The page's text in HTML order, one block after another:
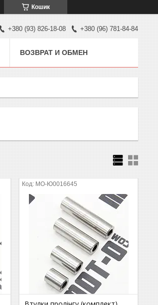
Кошик
+380 (93) 826-18-08 +380 (96) 781-84-84
ВОЗВРАТ И ОБМЕН
MO-Ю0016645